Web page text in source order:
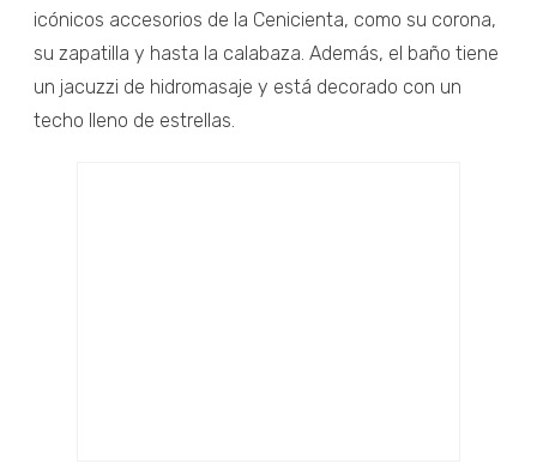
icónicos accesorios de la Cenicienta, como su corona,
su zapatilla y hasta la calabaza. Además, el baño tiene
un jacuzzi de hidromasaje y está decorado con un
techo lleno de estrellas.